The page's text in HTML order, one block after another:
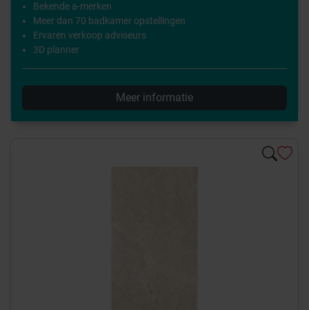
Bekende a-merken
Meer dan 70 badkamer opstellingen
Ervaren verkoop adviseurs
3D planner
Meer informatie